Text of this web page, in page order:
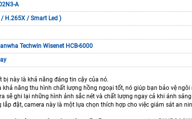
A
H.265X / Smart Led )
Techwin Wisenet HCB-6000
bị này là khả năng đáng tin cậy của nó.
khả năng thu hình chất lượng hồng ngoại tốt, nó giúp bạn bảo vệ
sẽ ghi lại những hình ảnh sắc nét và chất lượng ngay cả khi ánh
lắp đặt, camera này là một lựa chọn thích hợp cho việc giám sát an